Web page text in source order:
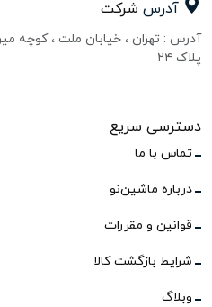
آدرس شرکت
آدرس : تهران ، خیابان ملت ، کوچه
پلاک ۲۴
دسترسی سریع
تماس با ما
درباره ماشین‌نو
قوانین و مقررات
شرایط بازگشت کالا
وبلاگ